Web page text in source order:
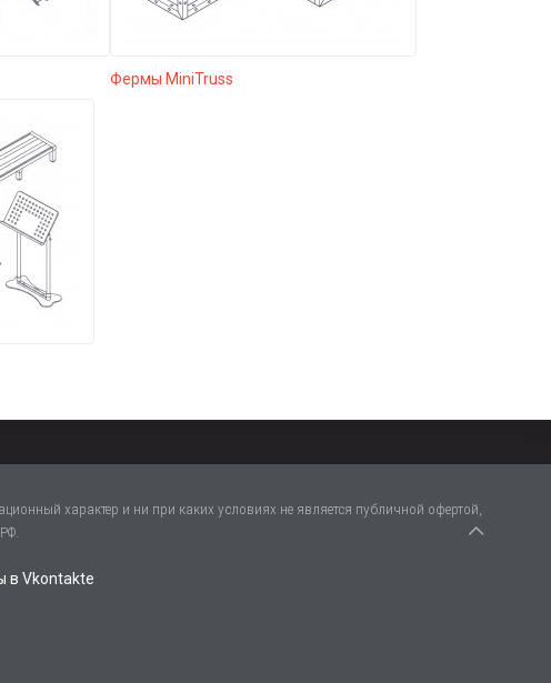
Фермы MiniTruss
характер и ни при каких условиях не является публичной офертой,
в Vkontakte